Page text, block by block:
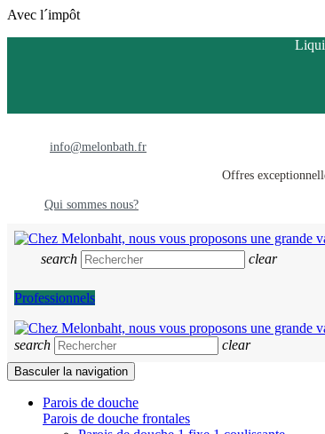
Avec l´impôt
info@melonbath.fr
Offres
Qui sommes nous?
search clear
Professionnels
search clear
Basculer la navigation
Parois de douche
Parois de douche frontales